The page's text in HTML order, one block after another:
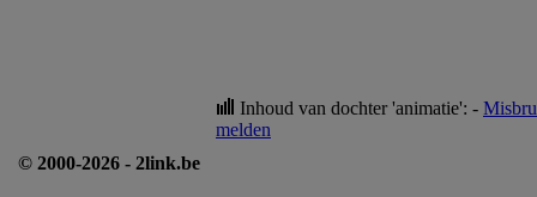
Inhoud van dochter 'animatie': -
melden
© 2000-2026 - 2link.be